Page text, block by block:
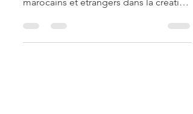
marocains et étrangers dans la création
d’entreprise au Maroc. Vos